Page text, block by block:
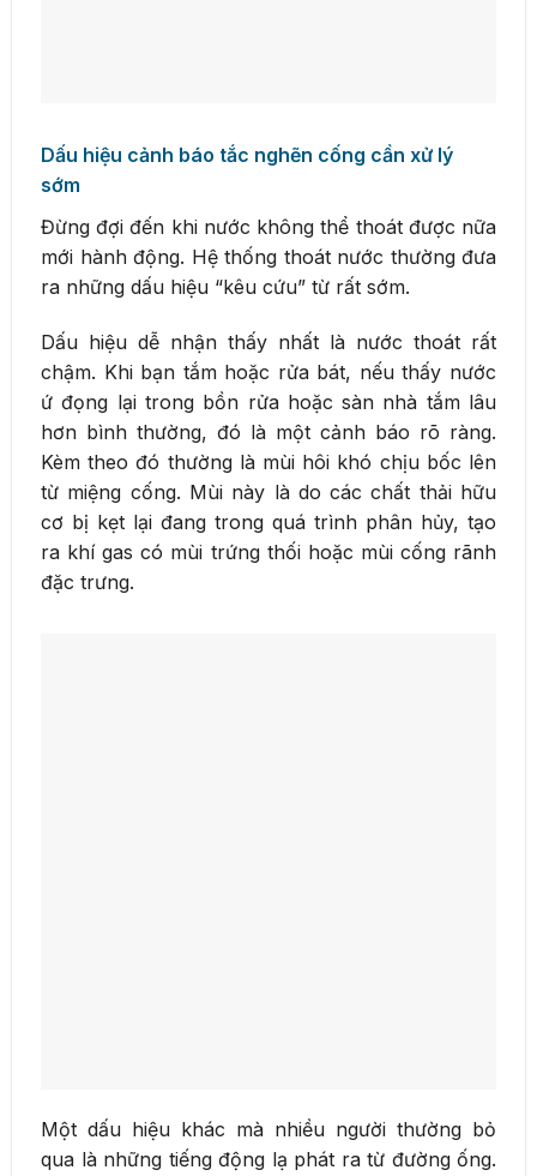
Dấu hiệu cảnh báo tắc nghẽn cống cần xử lý
sớm
Đừng đợi đến khi nước không thể thoát được nữa
mới hành động. Hệ thống thoát nước thường đưa
ra những dấu hiệu “kêu cứu” từ rất sớm.
Dấu hiệu dễ nhận thấy nhất là nước thoát rất
chậm. Khi bạn tắm hoặc rửa bát, nếu thấy nước
ứ đọng lại trong bồn rửa hoặc sàn nhà tắm lâu
hơn bình thường, đó là một cảnh báo rõ ràng.
Kèm theo đó thường là mùi hôi khó chịu bốc lên
từ miệng cống. Mùi này là do các chất thải hữu
cơ bị kẹt lại đang trong quá trình phân hủy, tạo
ra khí gas có mùi trứng thối hoặc mùi cống rãnh
đặc trưng.
Một dấu hiệu khác mà nhiều người thường bỏ
qua là những tiếng động lạ phát ra từ đường ống.